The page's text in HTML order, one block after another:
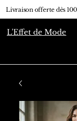
Livraison offerte dès
L'Effet de Mode